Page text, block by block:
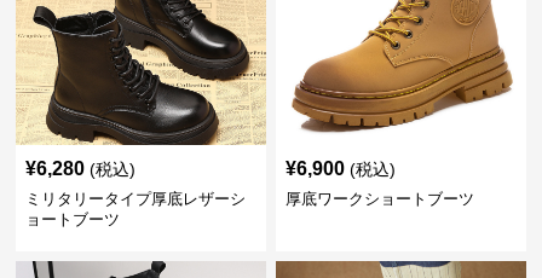
¥6,280 (税込)
ミリタリータイプ厚底レザーシ
ョートブーツ
¥6,900 (税込)
厚底ワークショートブーツ